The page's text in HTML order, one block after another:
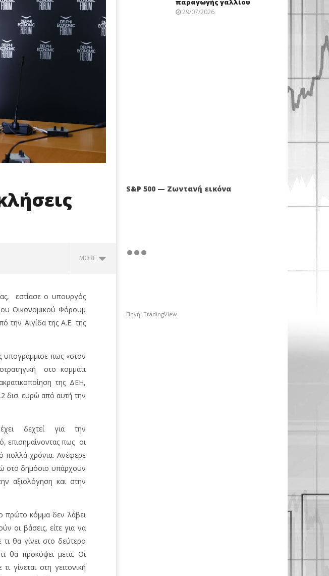
MORE
Αναπτυξιακή Τράπεζα,
δρόμο για δάνεια σε
εστίασε ο υπουργός
Οικονομικού Φόρουμ
την Αιγίδα της Α.Ε. της
πως «στον
στο κομμάτι
της ΔΕΗ,
δισ. ευρώ από αυτή την
δεχτεί για την
επισημαίνοντας πως οι
πολλά χρόνια. Ανέφερε
στο δημόσιο υπάρχουν
αξιολόγηση και στην
πρώτο κόμμα δεν λάβει
οι βάσεις, είτε για να
θα γίνει στο δεύτερο
θα προκύψει μετά. Οι
γίνεται στη γειτονική
παραγωγής γαλλίου
29/07/2026
S&P 500 — Ζωντανή εικόνα
Πηγή: TradingView